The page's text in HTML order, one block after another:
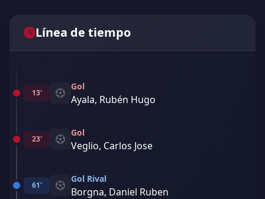
Línea de tiempo
13'
Gol
Ayala, Rubén Hugo
23'
Gol
Veglio, Carlos Jose
61'
Gol Rival
Borgna, Daniel Ruben